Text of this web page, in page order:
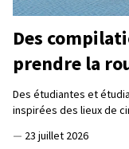
Des
prendre la
Des étudiantes et
inspirées des lieux de
— 23 juillet 2026